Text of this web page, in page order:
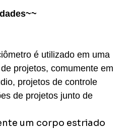
é utilizado em uma
projetos, comumente em
projetos de controle
de projetos junto de
um corpo estriado